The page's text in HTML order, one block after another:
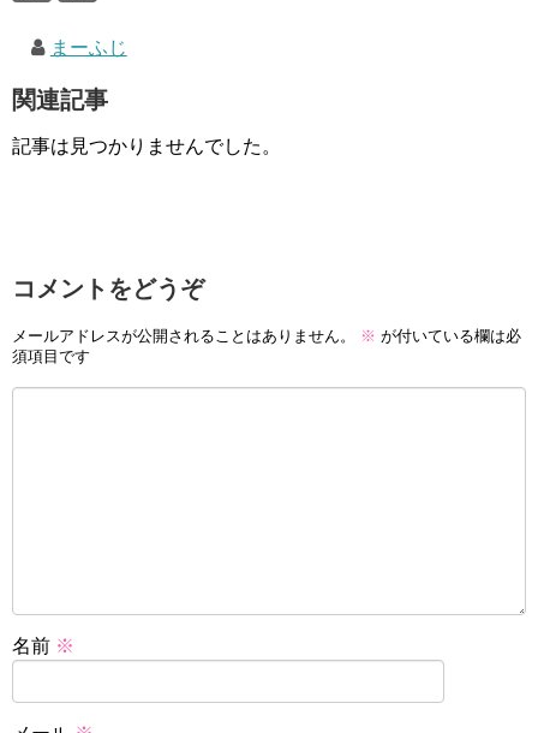
まーふじ
関連記事
記事は見つかりませんでした。
コメントをどうぞ
メールアドレスが公開されることはありません。 ※ が付いている欄は必
須項目です
名前 ※